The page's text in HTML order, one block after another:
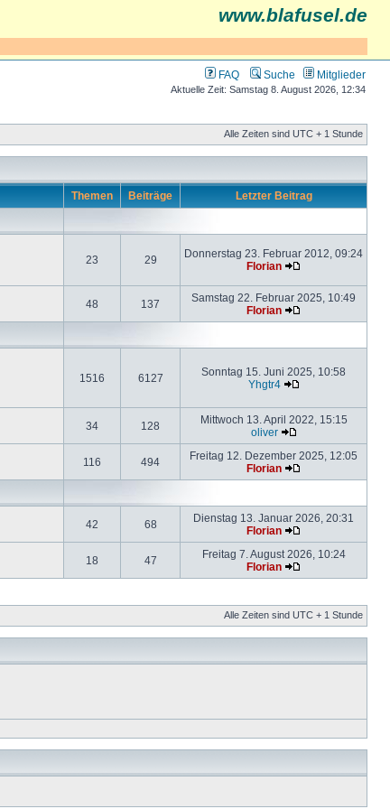
www.blafusel.de
FAQ Suche Mitglieder
Aktuelle Zeit: Samstag 8. August 2026, 12:34
Alle Zeiten sind UTC + 1 Stunde
Themen Beiträge Letzter Beitrag
23 29
Donnerstag 23. Februar 2012, 09:24
Florian
48 137
Samstag 22. Februar 2025, 10:49
Florian
1516 6127
Sonntag 15. Juni 2025, 10:58
Yhgtr4
34 128
Mittwoch 13. April 2022, 15:15
oliver
116 494
Freitag 12. Dezember 2025, 12:05
Florian
42 68
Dienstag 13. Januar 2026, 20:31
Florian
18 47
Freitag 7. August 2026, 10:24
Florian
Alle Zeiten sind UTC + 1 Stunde